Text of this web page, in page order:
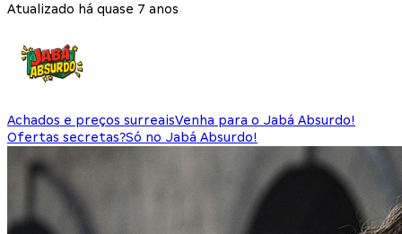
Atualizado há quase 7 anos
Achados e preços surreaisVenha para o Jabá Absurdo!
Ofertas secretas?Só no Jabá Absurdo!